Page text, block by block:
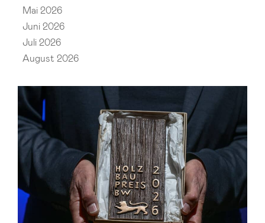
Mai 2026
Juni 2026
Juli 2026
August 2026